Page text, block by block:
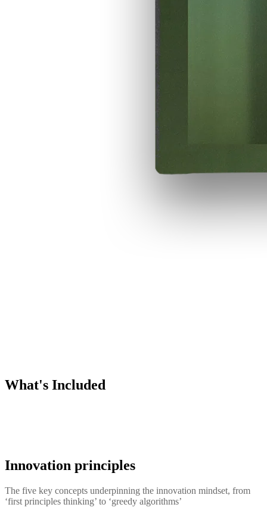
What's Included
Innovation principles
The five key concepts underpinning the innovation mindset, from
‘first principles thinking’ to ‘greedy algorithms’